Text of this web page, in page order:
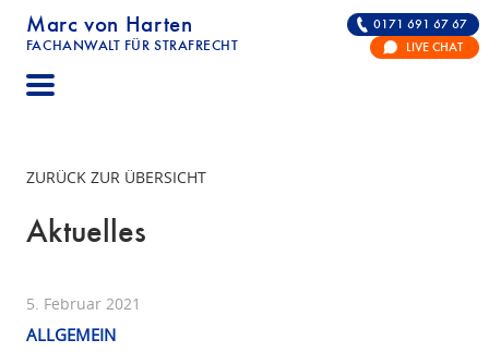
Marc von Harten
FACHANWALT FÜR STRAFRECHT
STRAFRECHT | RECHTSANWALT FÜR DIE
0171 691 67 67
LIVE CHAT
ZURÜCK ZUR ÜBERSICHT
Aktuelles
5. Februar 2021
ALLGEMEIN